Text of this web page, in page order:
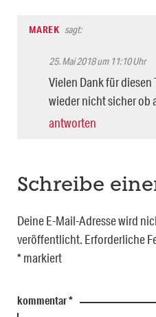
MAREK sagt:
25. Mai 2018 um 11:10 Uhr
Vielen Dank für
wieder nicht sicher ob
antworten
Schreibe
Deine E-Mail-Adresse wird
veröffentlicht. Erforderliche
*markiert
kommentar*